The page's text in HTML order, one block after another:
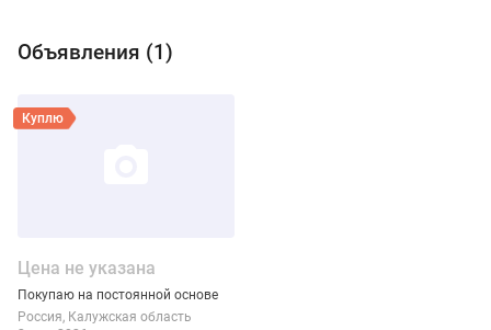
Объявления (1)
Виды продукции Степанова Е.Ю.
Цена не указана
Покупаю на постоянной основе
Смотреть объявление
Куплю
Россия Калужская область